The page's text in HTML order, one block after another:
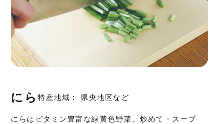
にら特産地域： 県央地区など
にらはビタミン豊富な緑黄色野菜。炒めて・スープ